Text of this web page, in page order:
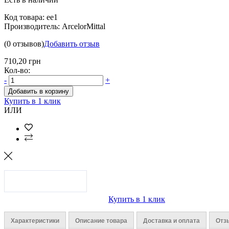
Код товара: ee1
Производитель: ArcelorMittal
(0 отзывов)Добавить отзыв
710,20 грн
Кол-во:
-
+
Добавить в корзину
Купить в 1 клик
ИЛИ
Купить в 1 клик
Характеристики Описание товара Доставка и оплата